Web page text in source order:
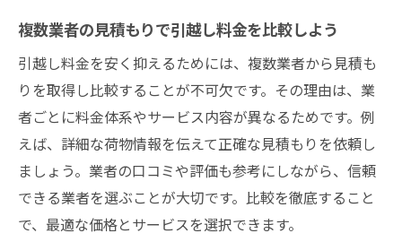
複数業者の見積もりで引越し料金を比較しよう
引越し料金を安く抑えるためには、複数業者から見積も
りを取得し比較することが不可欠です。その理由は、業
者ごとに料金体系やサービス内容が異なるためです。例
えば、詳細な荷物情報を伝えて正確な見積もりを依頼し
ましょう。業者の口コミや評価も参考にしながら、信頼
できる業者を選ぶことが大切です。比較を徹底すること
で、最適な価格とサービスを選択できます。